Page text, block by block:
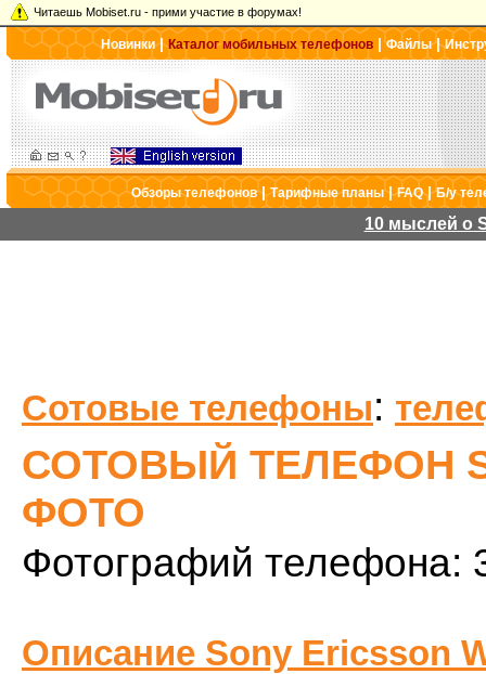
Читаешь Mobiset.ru - прими участие в форумах!
Новинки|Каталог мобильных телефонов |Файлы|
Обзоры телефонов|Тарифные планы|FAQ|Б/у
10 мыслей о
Сотовые телефоны:
СОТОВЫЙ ТЕЛЕФОН
ФОТО
Фотографий телефона:
Описание Sony Ericsson